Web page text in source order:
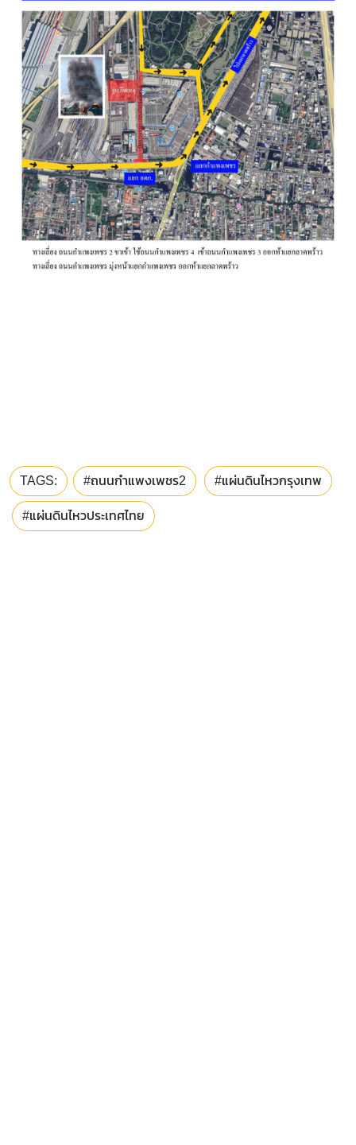
TAGS: #ถนนกำแพงเพชร2 #แผ่นดินไหวกรุงเทพ
#แผ่นดินไหวประเทศไทย